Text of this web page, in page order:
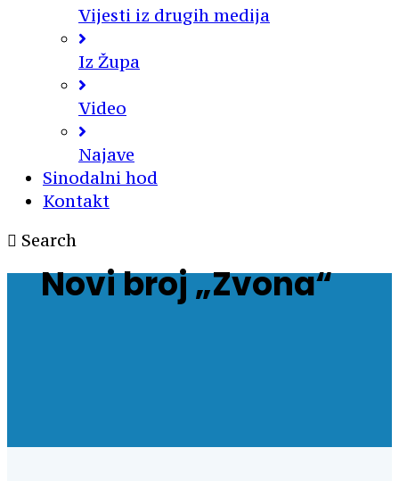
Vijesti iz drugih medija
Iz Župa
Video
Najave
Sinodalni hod
Kontakt
Search
Novi broj „Zvona“